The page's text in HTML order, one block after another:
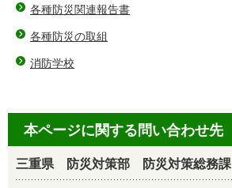
各種防災関連報告書
各種防災の取組
消防学校
本ページに関する問い合わせ先
三重県 防災対策部 防災対策総務課